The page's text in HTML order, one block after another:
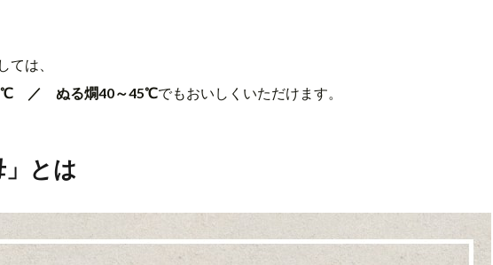
ては、
／ ぬる燗40～45℃でもおいしくいただけます。
」とは